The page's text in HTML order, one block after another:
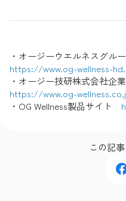
・オージーウエルネスグル
https://www.og-wellness-
・オージー技研株式会社企
https://www.og-
・OG Wellness製品サイト
この記